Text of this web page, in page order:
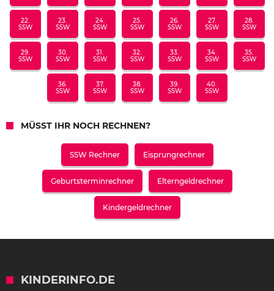
22.
SSW
23.
SSW
24.
SSW
25.
SSW
26.
SSW
27.
SSW
28.
SSW
29.
SSW
30.
SSW
31.
SSW
32.
SSW
33.
SSW
34.
SSW
35.
SSW
36.
SSW
37.
SSW
38.
SSW
39.
SSW
40.
SSW
MÜSST IHR NOCH RECHNEN?
SSW Rechner Eisprungrechner
Geburtsterminrechner Elterngeldrechner
Kindergeldrechner
KINDERINFO.DE